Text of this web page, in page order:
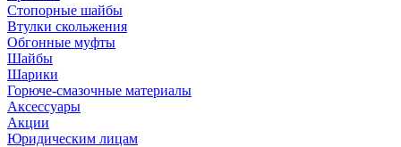
Стопорные шайбы
Втулки скольжения
Обгонные муфты
Шайбы
Шарики
Горюче-смазочные материалы
Аксессуары
Акции
Юридическим лицам